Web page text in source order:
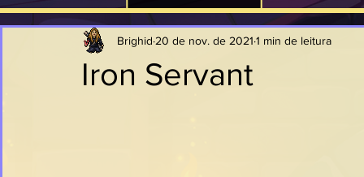
Iron Servant
Brighid 20 de nov. de 2021 1 min de leitura